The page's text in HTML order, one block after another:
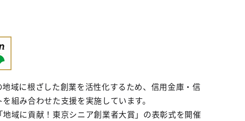
域に根ざした創業を活性化するため、信用金庫・信
組み合わせた支援を実施しています。
域に貢献！東京シニア創業者大賞」の表彰式を開催